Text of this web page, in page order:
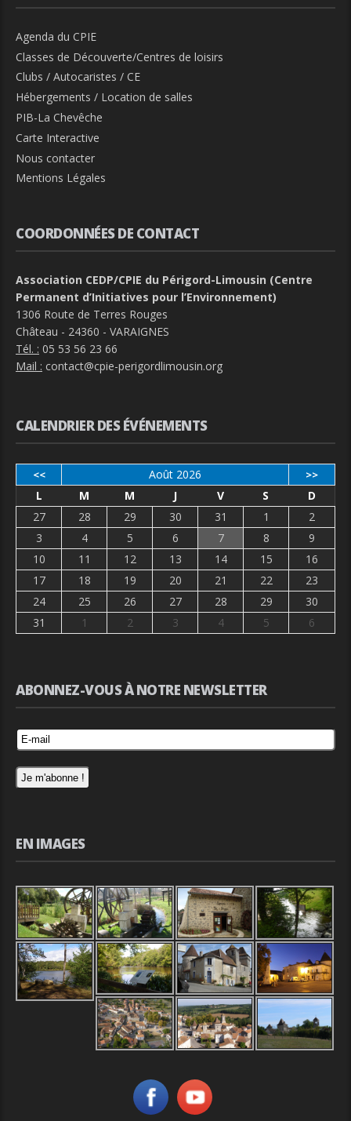
Agenda du CPIE
Classes de Découverte/Centres de loisirs
Clubs / Autocaristes / CE
Hébergements / Location de salles
PIB-La Chevêche
Carte Interactive
Nous contacter
Mentions Légales
COORDONNÉES DE CONTACT
Association CEDP/CPIE du Périgord-Limousin (Centre
Permanent d’Initiatives pour l’Environnement)
1306 Route de Terres Rouges
Château - 24360 - VARAIGNES
Tél. : 05 53 56 23 66
Mail : contact@cpie-perigordlimousin.org
CALENDRIER DES ÉVÉNEMENTS
<< Août 2026 >>
L M M J V S
D
27
28 29 30 31 1
2
3
4 5 6 7 8
9
10
11 12 13 14 15
16
17
18 19 20 21 22
23
24
25 26 27 28 29
30
31
1 2 3 4 5 6
ABONNEZ-VOUS À NOTRE NEWSLETTER
EN IMAGES